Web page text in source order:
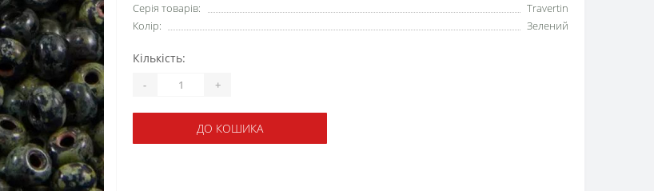
Серія товарів:
Travertin
Колір:
Зелений
Кількість:
- +
ДО КОШИКА